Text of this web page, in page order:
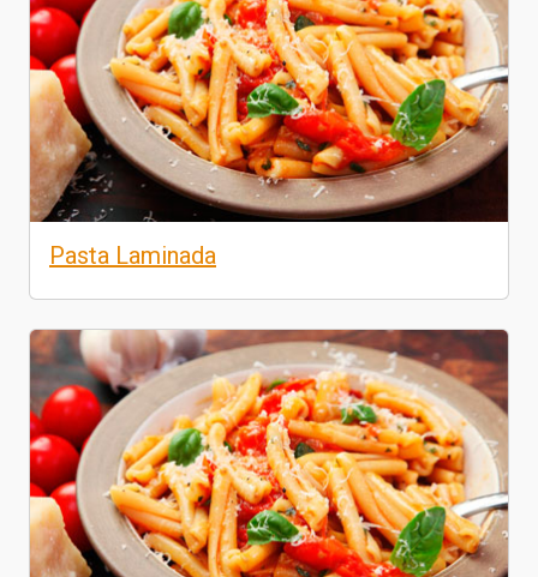
Pasta Laminada